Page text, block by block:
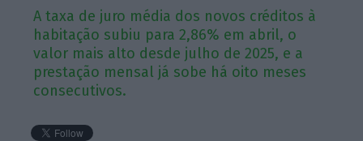
A taxa de juro média dos novos créditos à
habitação subiu para 2,86% em abril, o
valor mais alto desde julho de 2025, e a
prestação mensal já sobe há oito meses
consecutivos.